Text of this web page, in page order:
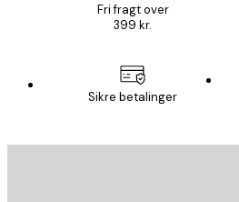
Fri fragt over
399 kr.
Sikre betalinger